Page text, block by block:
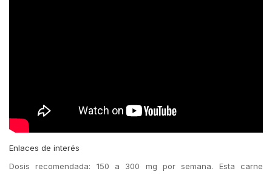
Enlaces de interés
Dosis recomendada: 150 a 300 mg por semana. Esta carne